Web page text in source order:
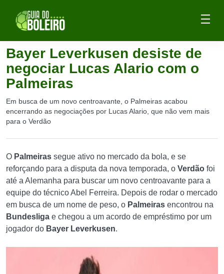
Bayer Leverkusen desiste de
negociar Lucas Alario com o
Palmeiras
Em busca de um novo centroavante, o Palmeiras acabou
encerrando as negociações por Lucas Alario, que não vem mais
para o Verdão
O Palmeiras segue ativo no mercado da bola, e se
reforçando para a disputa da nova temporada, o Verdão foi
até a Alemanha para buscar um novo centroavante para a
equipe do técnico Abel Ferreira. Depois de rodar o mercado
em busca de um nome de peso, o Palmeiras encontrou na
Bundesliga e chegou a um acordo de empréstimo por um
jogador do Bayer Leverkusen.